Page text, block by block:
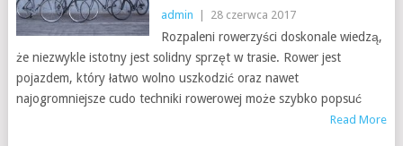
admin 28 czerwca 2017
Rozpaleni rowerzyści doskonale wiedzą,
że niezwykle istotny jest solidny sprzęt w trasie. Rower jest
pojazdem, który łatwo wolno uszkodzić oraz nawet
najogromniejsze cudo techniki rowerowej może szybko popsuć
Read More